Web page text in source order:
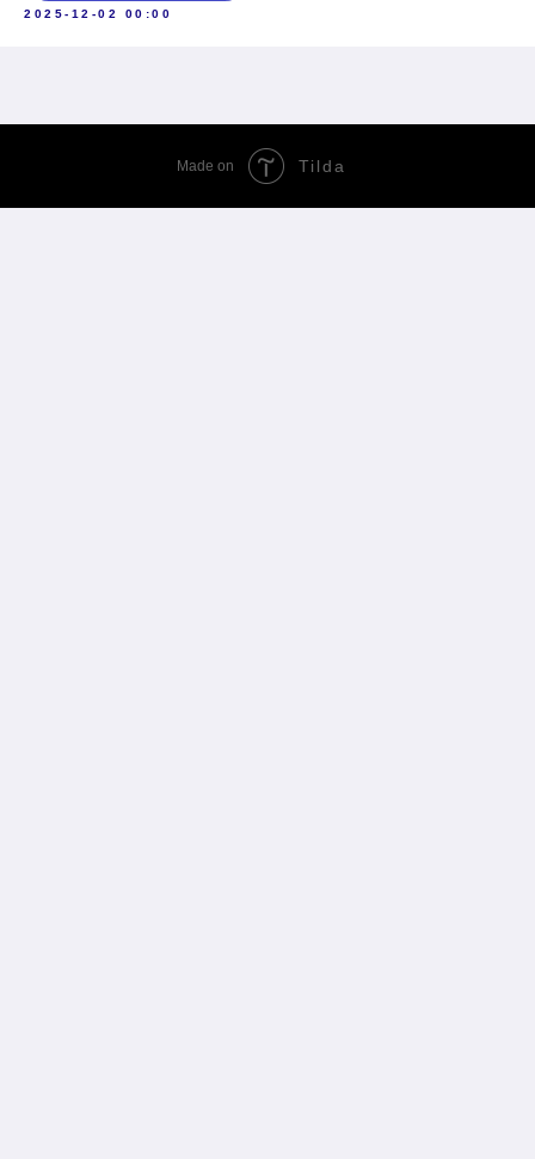
2025-12-02 00:00
Made on Tilda